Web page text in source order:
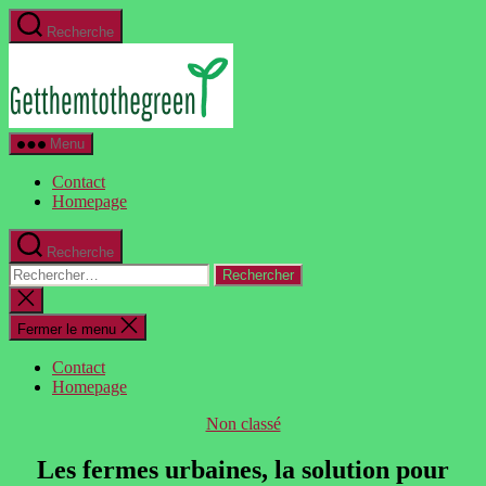
Aller
au
Recherche
Menu
Contact
Homepage
Recherche
Rechercher :
Fermer
la
recherche
Fermer le menu
Contact
Homepage
Catégories
Non classé
Les fermes urbaines, la solution pour